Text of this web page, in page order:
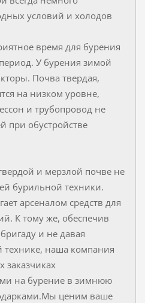
условий и холодов
время для бурения
У бурения зимой
Почва твердая,
на низком уровне,
и трубопровод не
при обустройстве
и мерзлой почве не
бурильной техники.
арсеналом средств для
К тому же, обеспечив
и не давая
технике, наша компания
заказчиках
на бурение в зимнюю
ценим ваше